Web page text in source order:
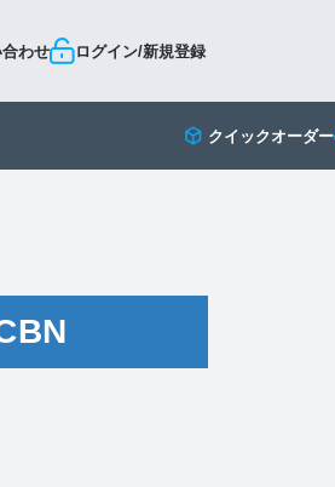
わせ ログイン/新規登録
クイックオーダー